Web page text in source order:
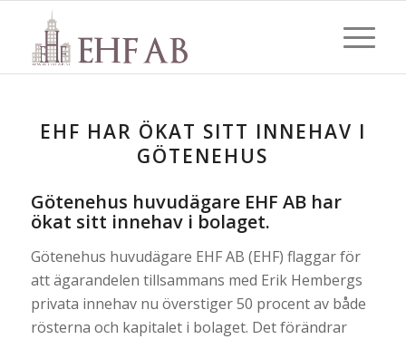
EHF HAR ÖKAT SITT INNEHAV I
GÖTENEHUS
Götenehus huvudägare EHF AB har
ökat sitt innehav i bolaget.
Götenehus huvudägare EHF AB (EHF) flaggar för
att ägarandelen tillsammans med Erik Hembergs
privata innehav nu överstiger 50 procent av både
rösterna och kapitalet i bolaget. Det förändrar